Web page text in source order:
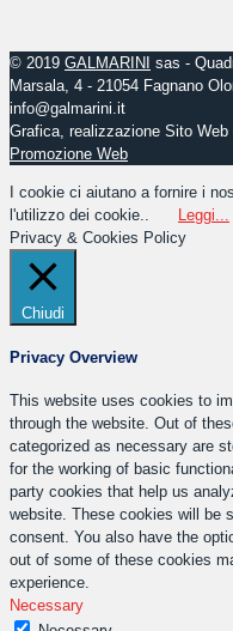
© 2019 GALMARINI sas -
Marsala, 4 - 21054 Fagnano
info@galmarini.it
Grafica, realizzazione Sito
Promozione Web
I cookie ci aiutano a fornire i
l'utilizzo dei cookie..
Leggi...
Privacy & Cookies Policy
Chiudi
Privacy Overview
This website uses cookies to
through the website. Out of
categorized as necessary are
for the working of basic
party cookies that help us
website. These cookies will be
consent. You also have the
out of some of these cookies
experience.
Necessary